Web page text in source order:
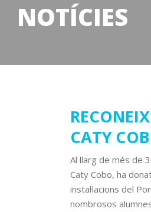
NOTÍCIES
CATY
Al llarg de més de
Caty Cobo, ha
instal·lacions del
nombrosos